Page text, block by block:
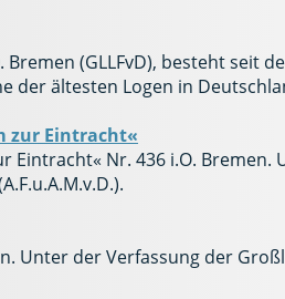
Bremen (GLLFvD), besteht
der ältesten Logen in
zur Eintracht«
Eintracht« Nr. 436 i.O.
Unter der Verfassung der